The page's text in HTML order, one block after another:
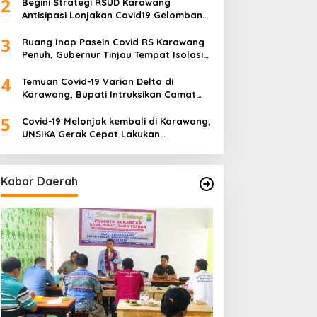
Karawang Raih
RI
Rakercab II PPTSB
Point Aturan dari Seksi
2
Antisipasi Lonjakan Covid19 Gelombang
3
Ruang Inap Pasein Covid RS Karawang
Penuh, Gubernur Tinjau Tempat Isolasi
4
Temuan Covid-19 Varian Delta di
Karawang, Bupati Intruksikan Camat
5
Covid-19 Melonjak kembali di Karawang,
UNSIKA Gerak Cepat Lakukan
Kabar Daerah